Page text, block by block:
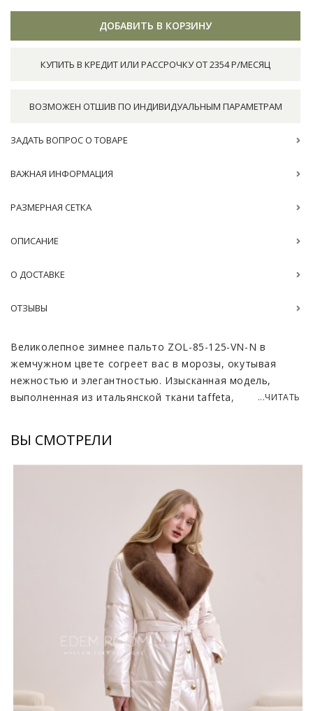
ДОБАВИТЬ В КОРЗИНУ
КУПИТЬ В КРЕДИТ ИЛИ РАССРОЧКУ ОТ 2354 Р/МЕСЯЦ
ВОЗМОЖЕН ОТШИВ ПО ИНДИВИДУАЛЬНЫМ ПАРАМЕТРАМ
ЗАДАТЬ ВОПРОС О ТОВАРЕ
ВАЖНАЯ ИНФОРМАЦИЯ
РАЗМЕРНАЯ СЕТКА
ОПИСАНИЕ
О ДОСТАВКЕ
ОТЗЫВЫ
Великолепное зимнее пальто ZOL-85-125-VN-N в
жемчужном цвете согреет вас в морозы, окутывая
нежностью и элегантностью. Изысканная модель,
выполненная из итальянской ткани taffeta,
утеплитель isosoft надежно защитит от холода, не
утяжеляя силуэт. Жемчужный цвет пальто
подчеркивает женственность и элегантность,
идеально сочетаясь с любыми аксессуарами. Пояс
акцентирует талию, создавая утонченный силуэт, а
удобные кнопки обеспечивают надежную фиксацию.
Широкий размерный ряд (42-56) позволит женщинам с
разными формами подобрать идеальную посадку,
подчеркивающую достоинства фигуры. Это пальто –
инвестиция в ваш безупречный зимний образ, который
будет радовать вас своим теплом, комфортом и
элегантностью на протяжении многих сезонов.
*описание несет информационный характер, состав и
...ЧИТАТЬ
ВЫ СМОТРЕЛИ